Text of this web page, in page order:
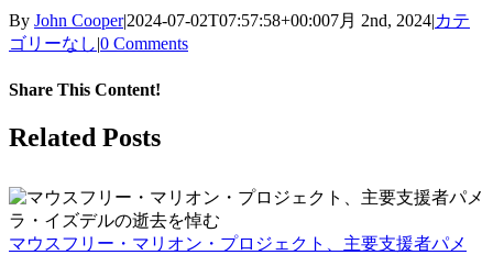
By John Cooper|2024-07-02T07:57:58+00:007月 2nd, 2024|カテ
ゴリーなし|0 Comments
Share This Content!
Facebook
X
LinkedIn
WhatsApp
Tumblr
Pinterest
Email
Related Posts
マウスフリー・マリオン・プロジェクト、主要支援者パメ